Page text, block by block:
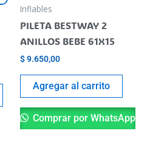
be
chosen
page
Inflables
PILETA BESTWAY 2
ANILLOS BEBE 61X15
$9.650,00
Agregar al carrito
Comprar por WhatsApp